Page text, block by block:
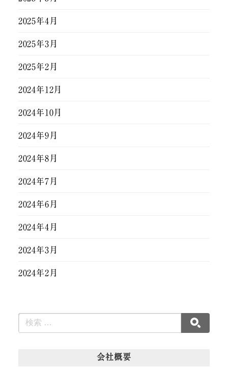
2025年4月
2025年3月
2025年2月
2024年12月
2024年10月
2024年9月
2024年8月
2024年7月
2024年6月
2024年4月
2024年3月
2024年2月
会社概要